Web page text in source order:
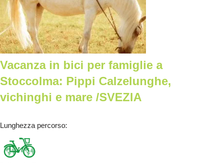
Vacanza in bici per famiglie a
Stoccolma: Pippi Calzelunghe,
vichinghi e mare /SVEZIA
Lunghezza percorso: